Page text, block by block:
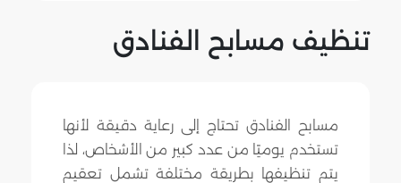
تنظيف مسابح الفنادق
مسابح الفنادق تحتاج إلى رعاية دقيقة لأنها
تستخدم يوميًا من عدد كبير من الأشخاص، لذا
يتم تنظيفها بطريقة مختلفة تشمل تعقيم